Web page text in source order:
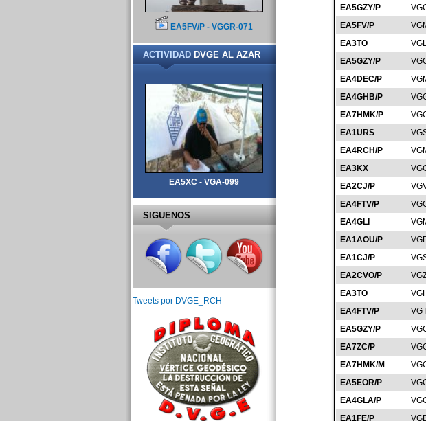
EA5GZY/P
EA5FV/P
EA3TO
EA5GZY/P
EA4DEC/P
EA4GHB/P
EA7HMK/P
EA1URS
EA4RCH/P
EA3KX
EA2CJ/P
EA4FTV/P
EA4GLI
EA1AOU/P
EA1CJ/P
EA2CVO/P
EA3TO
EA4FTV/P
EA5GZY/P
EA7ZC/P
EA7HMK/M
EA5EOR/P
EA4GLA/P
EA1FE/P
EA5FV/P - VGGR-071
ACTIVIDADDVGE AL AZAR
EA5XC - VGA-099
SIGUENOS
Tweets por DVGE_RCH